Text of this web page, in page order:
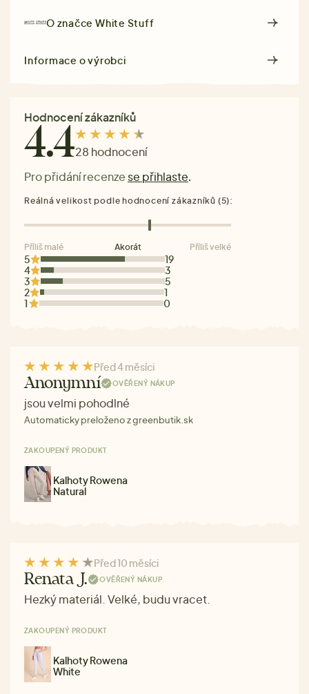
O značceWhite Stuff
Informace o výrobci
Hodnocení zákazníků
4.428 hodnocení
Pro přidání recenze se přihlaste.
5
19
4
3
3
5
2
1
1
0
Reálná velikost podle hodnocení zákazníků (5):
Příliš malé Akorát Příliš velké
Před 4 měsíci
Anonymní OVĚŘENÝ NÁKUP
jsou velmi pohodlné
Automaticky preloženo z greenbutik.sk
ZAKOUPENÝ PRODUKT
Kalhoty Rowena
Natural
Před 10 měsíci
Renata J. OVĚŘENÝ NÁKUP
Hezký materiál. Velké, budu vracet.
ZAKOUPENÝ PRODUKT
Kalhoty Rowena
White